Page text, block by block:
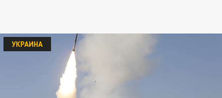
УКРАИНА